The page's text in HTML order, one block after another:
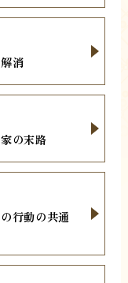
消
の末路
行動の共通